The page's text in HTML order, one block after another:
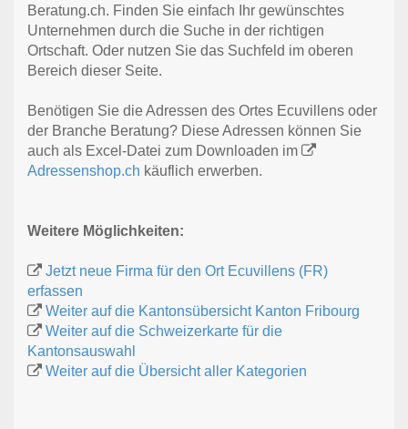
Beratung.ch. Finden Sie einfach Ihr gewünschtes
Unternehmen durch die Suche in der richtigen
Ortschaft. Oder nutzen Sie das Suchfeld im oberen
Bereich dieser Seite.
Benötigen Sie die Adressen des Ortes Ecuvillens oder
der Branche Beratung? Diese Adressen können Sie
auch als Excel-Datei zum Downloaden im
Adressenshop.ch käuflich erwerben.
Weitere Möglichkeiten:
Jetzt neue Firma für den Ort Ecuvillens (FR)
erfassen
Weiter auf die Kantonsübersicht Kanton Fribourg
Weiter auf die Schweizerkarte für die
Kantonsauswahl
Weiter auf die Übersicht aller Kategorien